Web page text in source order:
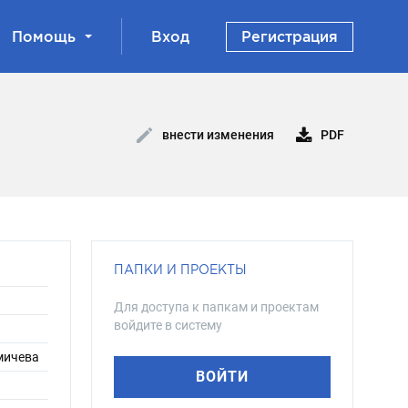
Помощь Вход Регистрация
внести изменения PDF
ПАПКИ И ПРОЕКТЫ
Для доступа к папкам и проектам
войдите в систему
ВОЙТИ